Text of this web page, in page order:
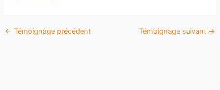
← Témoignage précédent Témoignage suivant →